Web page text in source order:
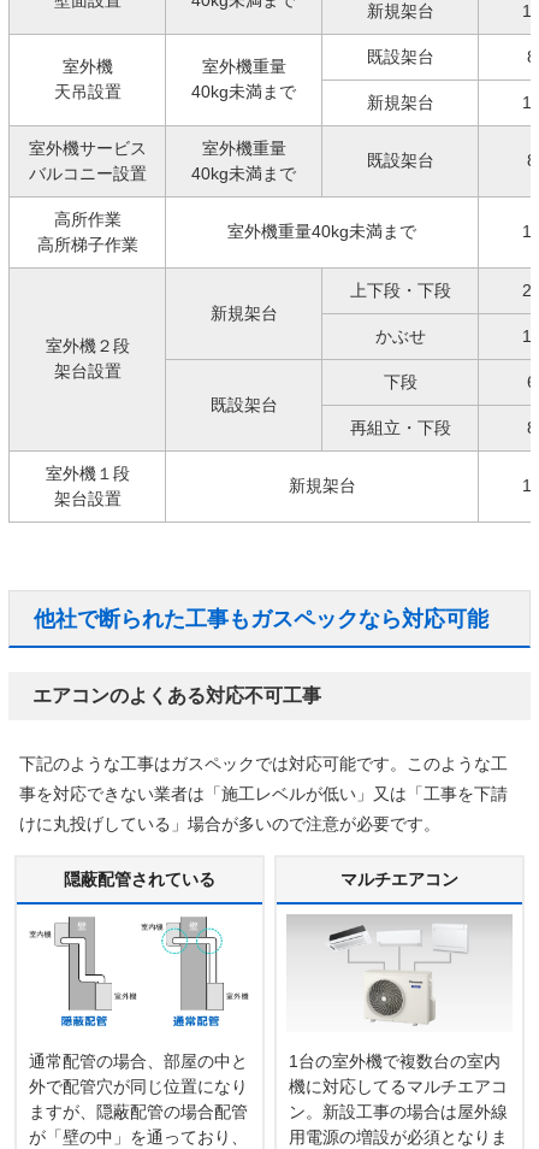
新規架台
室外機
天吊設置
室外機重量
40kg未満まで
既設架台
新規架台
室外機サービス
バルコニー設置
室外機重量
40kg未満まで
既設架台
高所作業
高所梯子作業
室外機重量40kg未満まで
室外機２段
架台設置
新規架台
上下段・下段
かぶせ
既設架台
下段
再組立・下段
室外機１段
架台設置
新規架台
他社で断られた工事もガスペックなら対応可能
エアコンのよくある対応不可工事
下記のような工事はガスペックでは対応可能です。このような工
事を対応できない業者は「施工レベルが低い」又は「工事を下請
けに丸投げしている」場合が多いので注意が必要です。
隠蔽配管されている
通常配管の場合、部屋の中と
外で配管穴が同じ位置になり
ますが、隠蔽配管の場合配管
が「壁の中」を通っており、
マルチエアコン
1台の室外機で複数台の室内
機に対応してるマルチエアコ
ン。新設工事の場合は屋外線
用電源の増設が必須となりま